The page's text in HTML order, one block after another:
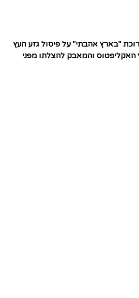
"בארץ אהבתי" על פיסול גזע העץ
האקליפטוס והמאבק להצלתו מפני